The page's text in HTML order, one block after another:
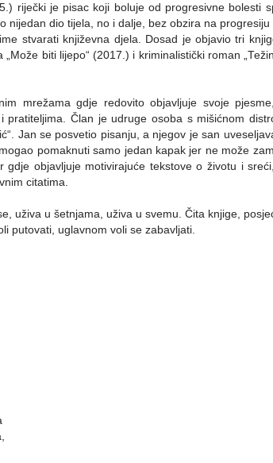
riječki je pisac koji boluje od progresivne bolesti
nijedan dio tijela, no i dalje, bez obzira na
stvarati književna djela. Dosad je objavio tri
„Može biti lijepo“ (2017.) i kriminalistički roman
mrežama gdje redovito objavljuje svoje
pratiteljima. Član je udruge osoba s mišićnom
Jan se posvetio pisanju, a njegov je san
pomaknuti samo jedan kapak jer ne može
gdje objavljuje motivirajuće tekstove o životu i
citatima.
uživa u šetnjama, uživa u svemu. Čita knjige,
putovati, uglavnom voli se zabavljati.